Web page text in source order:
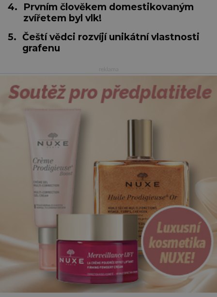
4.
Prvním člověkem domestikovaným
zvířetem byl vlk!
5. Čeští vědci rozvíjí unikátní vlastnosti
grafenu